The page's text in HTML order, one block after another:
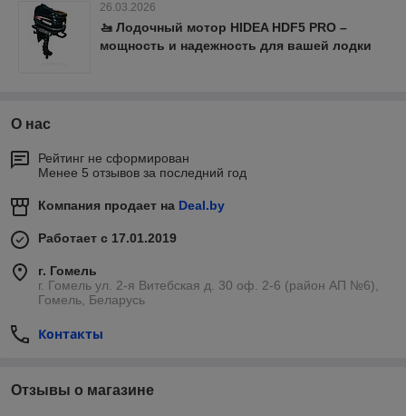
26.03.2026
🚤 Лодочный мотор HIDEA HDF5 PRO –
мощность и надежность для вашей лодки
О нас
Рейтинг не сформирован
Менее 5 отзывов за последний год
Компания продает на Deal.by
Работает с 17.01.2019
г. Гомель
г. Гомель ул. 2-я Витебская д. 30 оф. 2-6 (район АП №6),
Гомель, Беларусь
Контакты
Отзывы о магазине